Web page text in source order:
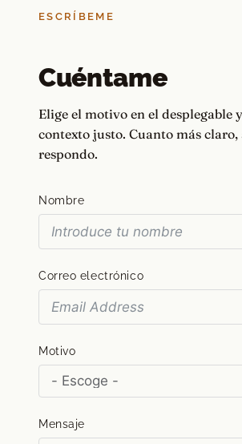
ESCRÍBEME
Cuéntame
Elige el motivo en el desplegable
contexto justo. Cuanto más claro,
respondo.
Nombre
Correo electrónico
Motivo
Mensaje